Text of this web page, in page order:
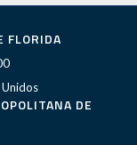
FLORIDA
DE